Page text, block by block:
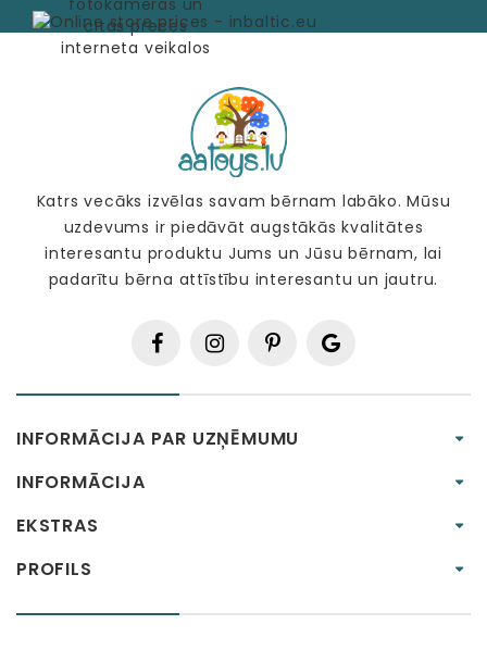
Katrs vecāks izvēlas savam bērnam labāko. Mūsu
uzdevums ir piedāvāt augstākās kvalitātes
interesantu produktu Jums un Jūsu bērnam, lai
padarītu bērna attīstību interesantu un jautru.
INFORMĀCIJA PAR UZŅĒMUMU
INFORMĀCIJA
EKSTRAS
PROFILS